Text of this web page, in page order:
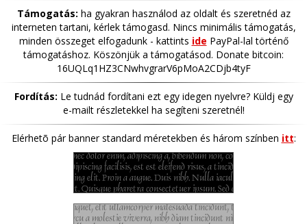
Támogatás: ha gyakran használod az oldalt és szeretnéd az
interneten tartani, kérlek támogasd. Nincs minimális támogatás,
minden összeget elfogadunk - kattints ide PayPal-lal történő
támogatáshoz. Köszönjük a támogatásod. Donate bitcoin:
16UQLq1HZ3CNwhvgrarV6pMoA2CDjb4tyF
Fordítás: Le tudnád fordítani ezt egy idegen nyelvre? Küldj egy
e-mailt részletekkel ha segíteni szeretnél!
Elérhetõ pár banner standard méretekben és három színben itt: